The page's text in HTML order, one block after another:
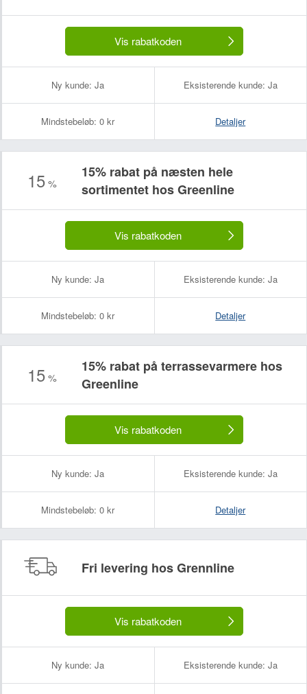
Vis rabatkoden
Ny kunde: Ja Eksisterende kunde: Ja
Mindstebeløb: 0 kr Detaljer
15 %
15% rabat på næsten hele
sortimentet hos Greenline
Vis rabatkoden
Ny kunde: Ja Eksisterende kunde: Ja
Mindstebeløb: 0 kr Detaljer
15 %
15% rabat på terrassevarmere hos
Greenline
Vis rabatkoden
Ny kunde: Ja Eksisterende kunde: Ja
Mindstebeløb: 0 kr Detaljer
Fri levering hos Grennline
Vis rabatkoden
Ny kunde: Ja Eksisterende kunde: Ja